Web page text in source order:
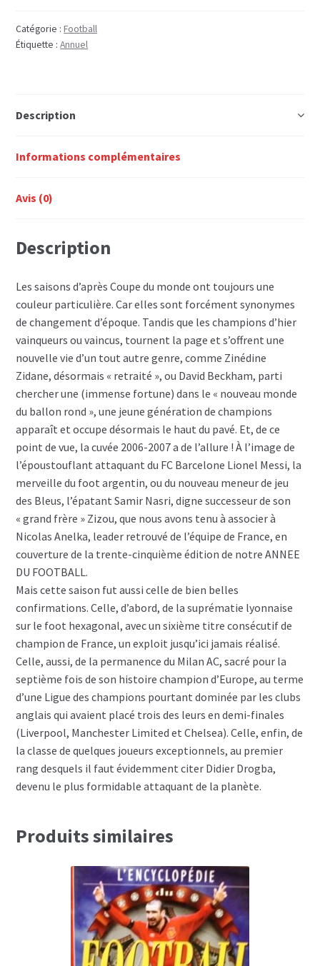
FOOTBALL
2007
Catégorie :Football
Étiquette :Annuel
Description
Informations complémentaires
Avis (0)
Description
Les saisons d’après Coupe du monde ont toujours une
couleur particulière. Car elles sont forcément synonymes
de changement d’époque. Tandis que les champions d’hier
vainqueurs ou vaincus, tournent la page et s’offrent une
nouvelle vie d’un tout autre genre, comme Zinédine
Zidane, désormais « retraité », ou David Beckham, parti
chercher une (immense fortune) dans le « nouveau monde
du ballon rond », une jeune génération de champions
apparaît et occupe désormais le haut du pavé. Et, de ce
point de vue, la cuvée 2006-2007 a de l’allure ! À l’image de
l’époustouflant attaquant du FC Barcelone Lionel Messi, la
merveille du foot argentin, ou du nouveau meneur de jeu
des Bleus, l’épatant Samir Nasri, digne successeur de son
« grand frère » Zizou, que nous avons tenu à associer à
Nicolas Anelka, leader retrouvé de l’équipe de France, en
couverture de la trente-cinquième édition de notre ANNEE
DU FOOTBALL.
Mais cette saison fut aussi celle de bien belles
confirmations. Celle, d’abord, de la suprématie lyonnaise
sur le foot hexagonal, avec un sixième titre consécutif de
champion de France, un exploit jusqu’ici jamais réalisé.
Celle, aussi, de la permanence du Milan AC, sacré pour la
septième fois de son histoire champion d’Europe, au terme
d’une Ligue des champions pourtant dominée par les clubs
anglais qui avaient placé trois des leurs en demi-finales
(Liverpool, Manchester Limited et Chelsea). Celle, enfin, de
la classe de quelques joueurs exceptionnels, au premier
rang desquels il faut évidemment citer Didier Drogba,
devenu le plus formidable attaquant de la planète.
Produits similaires